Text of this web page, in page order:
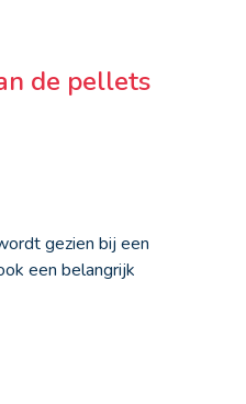
de pellets
gezien bij een
een belangrijk